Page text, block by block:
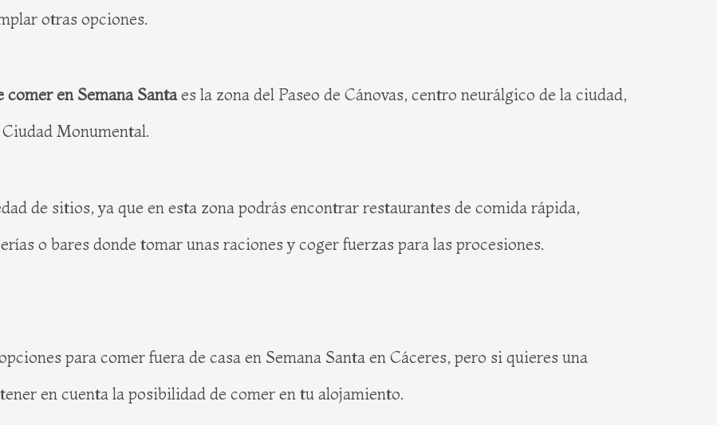
otras opciones.
comer en Semana Santaes la zona del Paseo de Cánovas, centro neurálgico de la ciudad,
Monumental.
de sitios, ya que en esta zona podrás encontrar restaurantes de comida rápida,
o bares donde tomar unas raciones y coger fuerzas para las procesiones.
para comer fuera de casa en Semana Santa en Cáceres, pero si quieres una
en cuenta la posibilidad de comer en tu alojamiento.